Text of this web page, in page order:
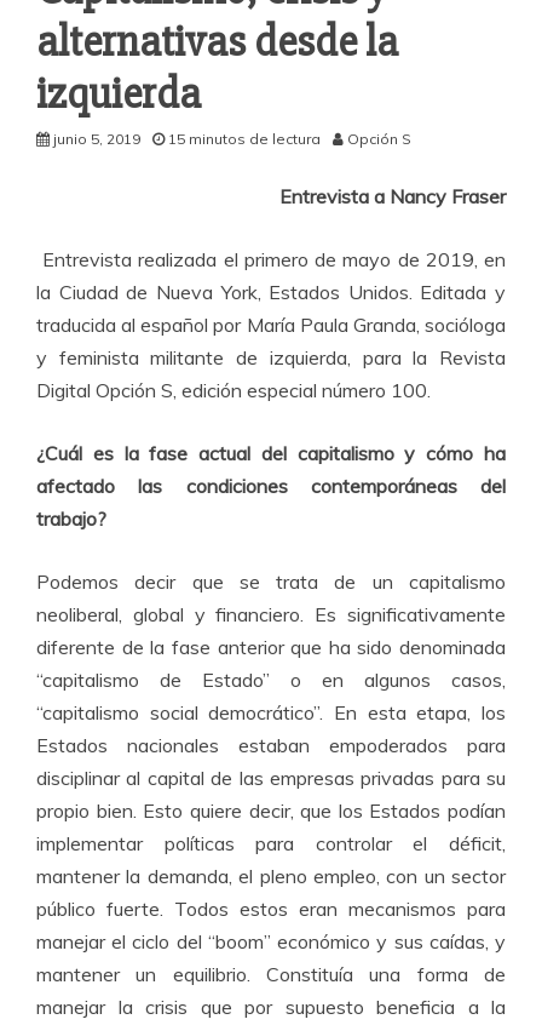
alternativas desde la
izquierda
junio 5, 2019 15 minutos de lectura Opción S
Entrevista a Nancy Fraser
Entrevista realizada el primero de mayo de 2019, en
la Ciudad de Nueva York, Estados Unidos. Editada y
traducida al español por María Paula Granda, socióloga
y feminista militante de izquierda, para la Revista
Digital Opción S, edición especial número 100.
¿Cuál es la fase actual del capitalismo y cómo ha
afectado las condiciones contemporáneas del
trabajo?
Podemos decir que se trata de un capitalismo
neoliberal, global y financiero. Es significativamente
diferente de la fase anterior que ha sido denominada
“capitalismo de Estado” o en algunos casos,
“capitalismo social democrático”. En esta etapa, los
Estados nacionales estaban empoderados para
disciplinar al capital de las empresas privadas para su
propio bien. Esto quiere decir, que los Estados podían
implementar políticas para controlar el déficit,
mantener la demanda, el pleno empleo, con un sector
público fuerte. Todos estos eran mecanismos para
manejar el ciclo del “boom” económico y sus caídas, y
mantener un equilibrio. Constituía una forma de
manejar la crisis que por supuesto beneficia a la